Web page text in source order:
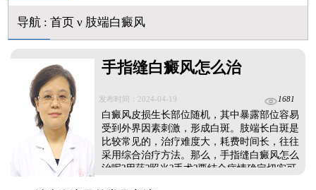
导航: 首页ν 肢端白癜风
手指缝白癜风怎么治
发布时间：2024-04-19 1681
白癜风皮损生长部位随机，其中暴露部位容易
受到外界因素刺激，形成白斑。肢端长白斑是
比较常见的，治疗难度大，耗费时间长，往往
采用综合治疗方法。那么，手指缝白癜风怎么
治呢?用药?照光?手术?要结合病情确定切实可